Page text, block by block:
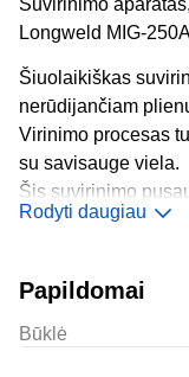
Suvirinimo
Longweld MIG-
Šiuolaikiškas
nerūdijančiam
Virinimo procesas
su savisauge viela.
Šis suvirinimo
MOSFET
Techniniai
Gamintojas -
Rodyti daugiau
Papildomai
Būklė